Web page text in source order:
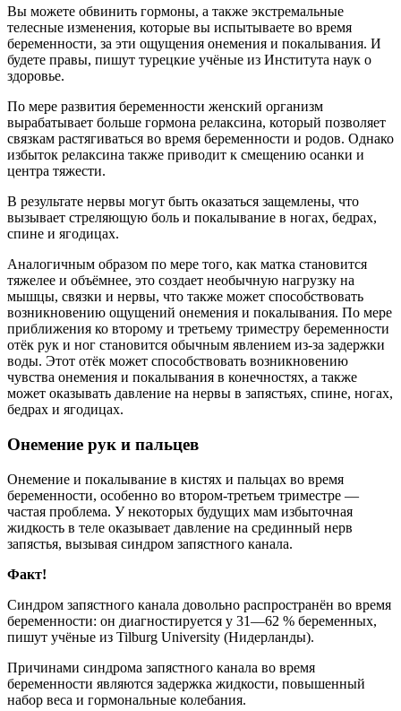
Вы можете обвинить гормоны, а также экстремальные
телесные изменения, которые вы испытываете во время
беременности, за эти ощущения онемения и покалывания. И
будете правы, пишут турецкие учёные из Института наук о
здоровье.
По мере развития беременности женский организм
вырабатывает больше гормона релаксина, который позволяет
связкам растягиваться во время беременности и родов. Однако
избыток релаксина также приводит к смещению осанки и
центра тяжести.
В результате нервы могут быть оказаться защемлены, что
вызывает стреляющую боль и покалывание в ногах, бедрах,
спине и ягодицах.
Аналогичным образом по мере того, как матка становится
тяжелее и объёмнее, это создает необычную нагрузку на
мышцы, связки и нервы, что также может способствовать
возникновению ощущений онемения и покалывания. По мере
приближения ко второму и третьему триместру беременности
отёк рук и ног становится обычным явлением из-за задержки
воды. Этот отёк может способствовать возникновению
чувства онемения и покалывания в конечностях, а также
может оказывать давление на нервы в запястьях, спине, ногах,
бедрах и ягодицах.
Онемение рук и пальцев
Онемение и покалывание в кистях и пальцах во время
беременности, особенно во втором-третьем триместре —
частая проблема. У некоторых будущих мам избыточная
жидкость в теле оказывает давление на срединный нерв
запястья, вызывая синдром запястного канала.
Факт!
Синдром запястного канала довольно распространён во время
беременности: он диагностируется у 31—62 % беременных,
пишут учёные из Tilburg University (Нидерланды).
Причинами синдрома запястного канала во время
беременности являются задержка жидкости, повышенный
набор веса и гормональные колебания.